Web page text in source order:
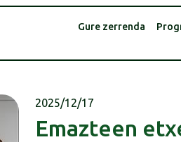
Gure zerrenda
2025/12/17
Emazteen